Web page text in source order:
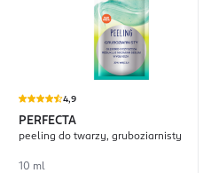
4,9
PERFECTA
peeling do twarzy, gruboziarnisty
10 ml